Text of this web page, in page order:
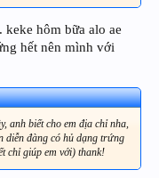
keke hôm bữa alo ae
hết nên mình với
anh biết cho em địa chỉ nha,
diễn đàng có hủ dạng trứng
chỉ giúp em với) thank!